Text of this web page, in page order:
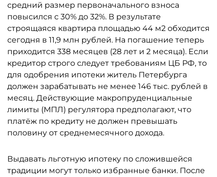
средний размер первоначального взноса
повысился с 30% до 32%. В результате
строящаяся квартира площадью 44 м2 обходится
сегодня в 11,9 млн рублей. На погашение теперь
приходится 338 месяцев (28 лет и 2 месяца). Если
кредитор строго следует требованиям ЦБ РФ, то
для одобрения ипотеки житель Петербурга
должен зарабатывать не менее 146 тыс. рублей в
месяц. Действующие макропруденциальные
лимиты (МПЛ) регулятора предполагают, что
платёж по кредиту не должен превышать
половину от среднемесячного дохода.
Выдавать льготную ипотеку по сложившейся
традиции могут только избранные банки. После